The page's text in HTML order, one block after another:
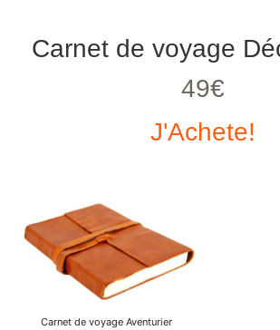
Carnet de voyage
49€
J'Achete!